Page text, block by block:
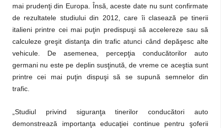
mai prudenţi din Europa. Însă, aceste date nu sunt confirmate
de rezultatele studiului din 2012, care îi clasează pe tinerii
italieni printre cei mai puţin predispuşi să accelereze sau să
calculeze greşit distanţa din trafic atunci când depăşesc alte
vehicule. De asemenea, percepţia conducătorilor auto
germani nu este pe deplin susţinută, de vreme ce aceştia sunt
printre cei mai puţin dispuşi să se supună semnelor din
trafic.
„Studiul privind siguranţa tinerilor conducători auto
demonstrează importanţa educaţiei continue pentru şoferii